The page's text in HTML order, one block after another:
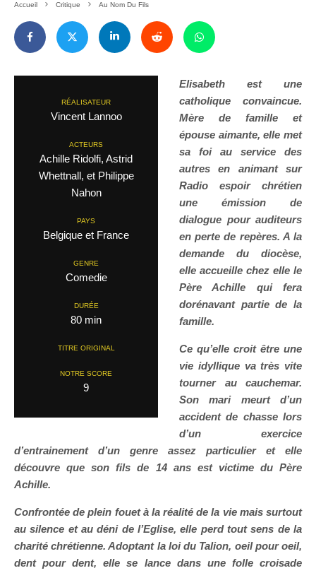
Accueil Critique Au Nom Du Fils
RÉALISATEUR
Vincent Lannoo
ACTEURS
Achille Ridolfi, Astrid
Whettnall, et Philippe
Nahon
PAYS
Belgique et France
GENRE
Comedie
DURÉE
80 min
TITRE ORIGINAL
NOTRE SCORE
9
Elisabeth est une
catholique convaincue.
Mère de famille et
épouse aimante, elle met
sa foi au service des
autres en animant sur
Radio espoir chrétien
une émission de
dialogue pour auditeurs
en perte de repères. A la
demande du diocèse,
elle accueille chez elle le
Père Achille qui fera
dorénavant partie de la
famille.
Ce qu’elle croit être une
vie idyllique va très vite
tourner au cauchemar.
Son mari meurt d’un
accident de chasse lors
d’un exercice
d’entrainement d’un genre assez particulier et elle
découvre que son fils de 14 ans est victime du Père
Achille.
Confrontée de plein fouet à la réalité de la vie mais surtout
au silence et au déni de l’Eglise, elle perd tout sens de la
charité chrétienne. Adoptant la loi du Talion, oeil pour oeil,
dent pour dent, elle se lance dans une folle croisade